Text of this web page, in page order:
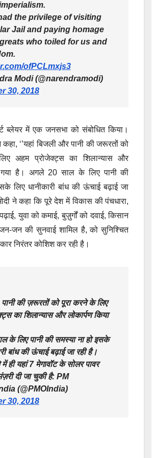
the privilege of visiting
Jail and paying homage
who toiled for us and
ofPCLmxjs3
Modi (@narendramodi)
30, 2018
ब्लेयर में एक जनसभा को संबोधित किया।
कहा, ‘’यहां बिजली और पानी की जरूरतों को
अहम प्रोजेक्ट्स का शिलान्यास और
गया है। अगले 20 साल के लिए पानी की
लिए धानीकारी बांध की ऊंचाई बढ़ाई जा
ने कहा कि पूरे देश में विकास की पंचधारा,
युवा को कमाई, बुज़ुर्गों को दवाई, किसान
जन की सुनवाई शामिल है, को सुनिश्चित
निरंतर कोशिश कर रही है।
पानी की ज़रूरतों को पूरा करने के लिए
का शिलान्यास और लोकार्पण किया
के लिए पानी की समस्या ना हो इसके
बांध की ऊंचाई बढ़ाई जा रही है।
में ही यहां 7 मेगावॉट के सोलर पावर
दी जा चुकी है: PM
(@PMOIndia)
30, 2018